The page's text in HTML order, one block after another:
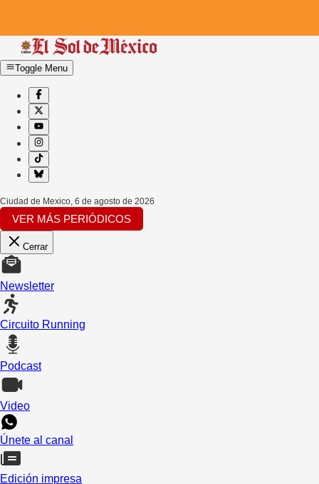
Toggle Menu
Ciudad de Mexico, 6 de agosto de 2026
VER MÁS PERIÓDICOS
Cerrar
Newsletter
Circuito Running
Podcast
Video
Únete al canal
Edición impresa